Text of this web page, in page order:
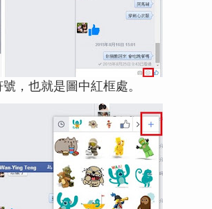
，也就是圖中紅框處。